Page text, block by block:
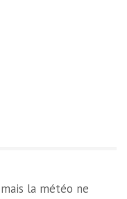
la météo ne